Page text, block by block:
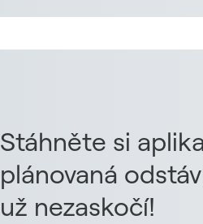
Stáhněte si
plánovaná
už nezaskočí!